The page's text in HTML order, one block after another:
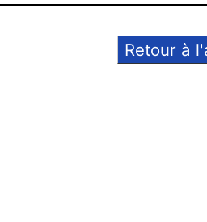
Retour à